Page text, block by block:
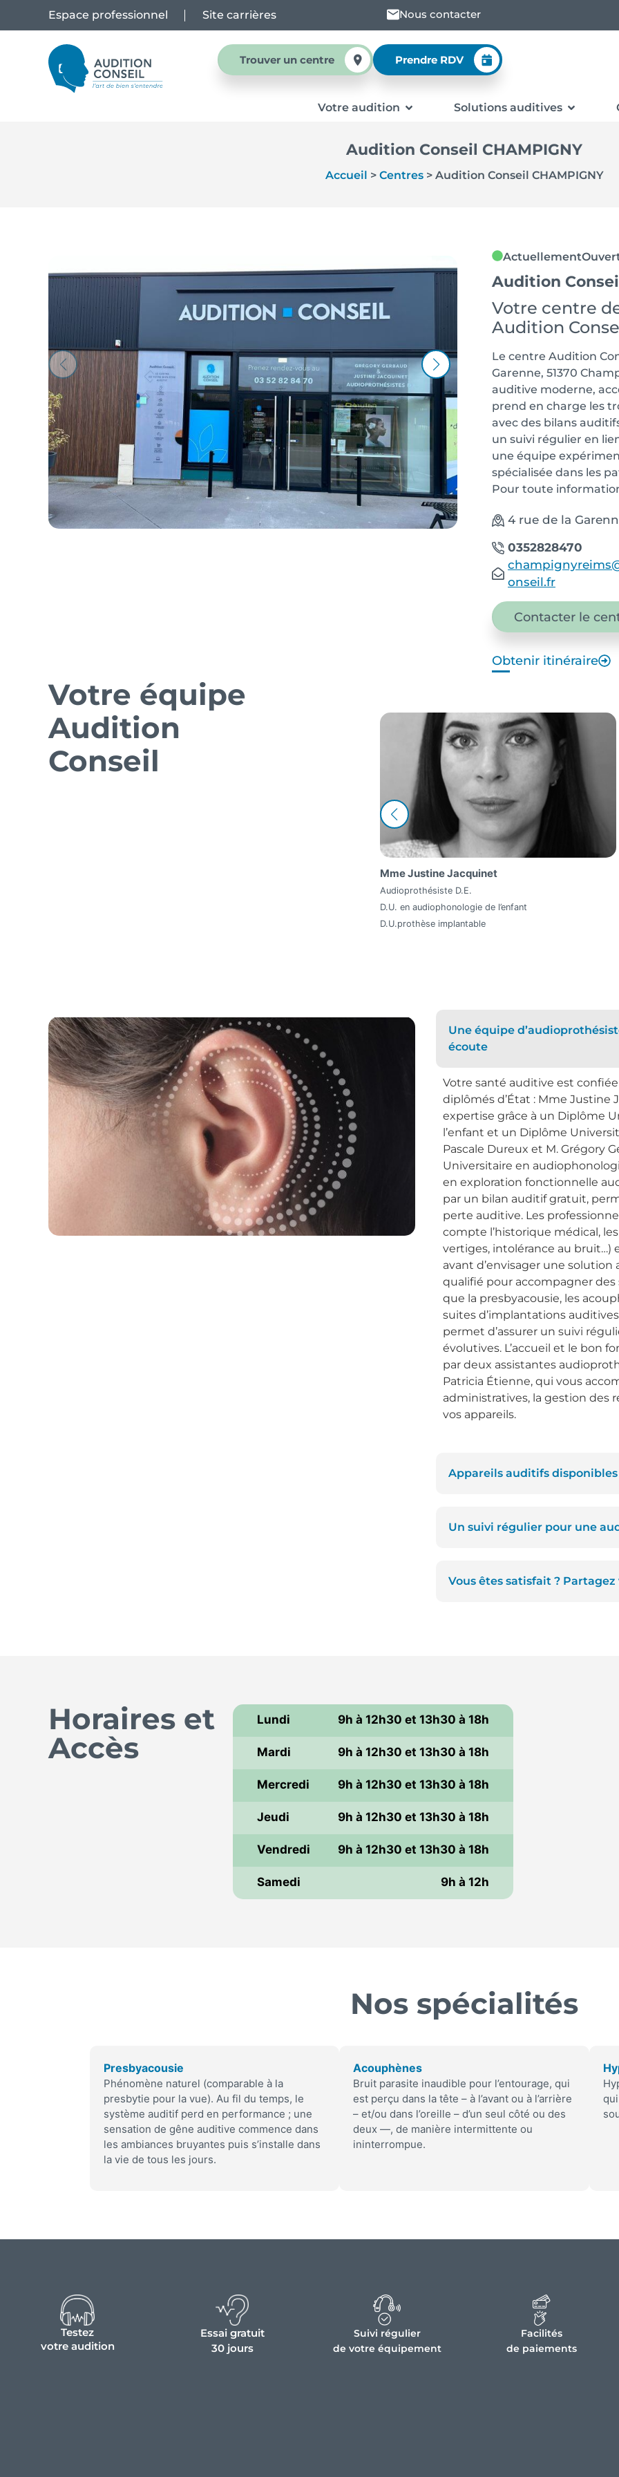
Espace professionnel Site carrières Nous contacter
Trouver un centre Prendre RDV
Votre audition Solutions auditives
Audition Conseil CHAMPIGNY
Accueil > Centres> Audition Conseil CHAMPIGNY
Actuellement
Audition
Votre centre
Audition
Le centre Audition
Garenne, 51370
auditive moderne,
prend en charge les
avec des bilans
un suivi régulier en
une équipe
spécialisée dans les
Pour toute
4 rue de la
0352828470
onseil.fr
Contacter le
Obtenir itinéraire
Votre équipe
Audition
Conseil
Mme Pascale Dureux
Audioprothésiste D.E.
Une équipe
écoute
Votre santé auditive est
diplômés d’État : Mme Justine
expertise grâce à un Diplôme
l’enfant et un Diplôme
Pascale Dureux et M. Grégory
Universitaire en
en exploration fonctionnelle
par un bilan auditif gratuit,
perte auditive. Les
compte l’historique médical,
vertiges, intolérance au bruit…)
avant d’envisager une
qualifié pour accompagner
que la presbyacousie, les
suites d’implantations
permet d’assurer un suivi
évolutives. L’accueil et le bon
par deux assistantes
Patricia Étienne, qui vous
administratives, la gestion des
vos appareils.
Appareils auditifs
Un suivi régulier pour une
Vous êtes satisfait ?
Horaires et
Accès
Lundi 9h à 12h30 et 13h30 à 18h
Mardi 9h à 12h30 et 13h30 à 18h
Mercredi 9h à 12h30 et 13h30 à 18h
Jeudi 9h à 12h30 et 13h30 à 18h
Vendredi 9h à 12h30 et 13h30 à 18h
Samedi 9h à 12h
Nos spécialités
Presbyacousie
Phénomène naturel (comparable à la
presbytie pour la vue). Au fil du temps, le
système auditif perd en performance ; une
sensation de gêne auditive commence dans
les ambiances bruyantes puis s’installe dans
la vie de tous les jours.
Acouphènes
Bruit parasite inaudible pour l’entourage, qui
est perçu dans la tête – à l’avant ou à l’arrière
– et/ou dans l’oreille – d’un seul côté ou des
deux —, de manière intermittente ou
ininterrompue.
Testez
votre audition
Essai gratuit
30 jours
Suivi régulier
de votre équipement
Facilités
de paiements